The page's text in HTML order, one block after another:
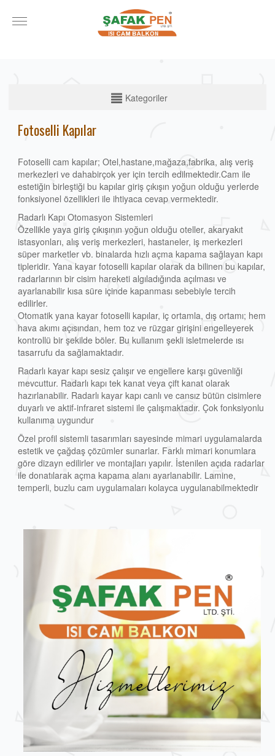
Alüminyum Korkuluk
Otomatik Panjur
Stor Garaj Kapıları
Fotoselli Kapılar
Bahçe Kapısı Motorları
Seksiyonel Kapılar
Sineklik Sistemleri
Kategoriler
Fotoselli Kapılar
Fotoselli cam kapılar; Otel,hastane,mağaza,fabrika, alış veriş
merkezleri ve dahabirçok yer için tercih edilmektedir.Cam ile
estetiğin birleştiği bu kapılar giriş çıkışın yoğun olduğu yerlerde
fonksiyonel özellikleri ile ihtiyaca cevap vermektedir.
Radarlı Kapı Otomasyon Sistemleri
Özellikle yaya giriş çıkışının yoğun olduğu oteller, akaryakıt
istasyonları, alış veriş merkezleri, hastaneler, iş merkezleri
süper marketler vb. binalarda hızlı açma kapama sağlayan kapı
tipleridir. Yana kayar fotoselli kapılar olarak da bilinen bu kapılar,
radarlarının bir cisim hareketi algıladığında açılması ve
ayarlanabilir kısa süre içinde kapanması sebebiyle tercih
edilirler.
Otomatik yana kayar fotoselli kapılar, iç ortamla, dış ortamı; hem
hava akımı açısından, hem toz ve rüzgar girişini engelleyerek
kontrollü bir şekilde böler. Bu kullanım şekli isletmelerde ısı
tasarrufu da sağlamaktadır.
Radarlı kayar kapı sesiz çalışır ve engellere karşı güvenliği
mevcuttur. Radarlı kapı tek kanat veya çift kanat olarak
hazırlanabilir. Radarlı kayar kapı canlı ve cansız bütün cisimlere
duyarlı ve aktif-infraret sistemi ile çalışmaktadır. Çok fonksiyonlu
kullanıma uygundur
Özel profil sistemli tasarımları sayesinde mimari uygulamalarda
estetik ve çağdaş çözümler sunarlar. Farklı mimari konumlara
göre dizayn edilirler ve montajları yapılır. İstenilen açıda radarlar
ile donatılarak açma kapama alanı ayarlanabilir. Lamine,
temperli, buzlu cam uygulamaları kolayca uygulanabilmektedir